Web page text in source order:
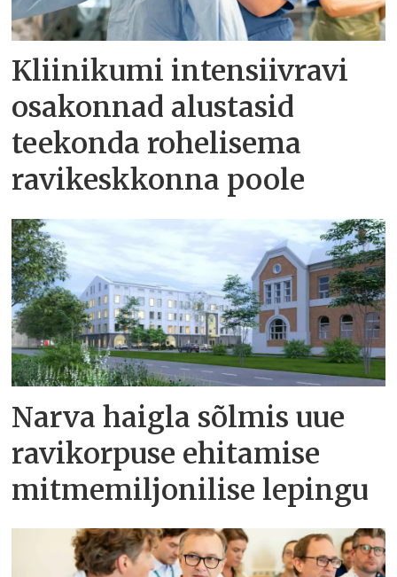
Kliinikumi intensiivravi
osakonnad alustasid
teekonda rohelisema
ravikeskkonna poole
Narva haigla sõlmis uue
ravikorpuse ehitamise
mitmemiljonilise lepingu